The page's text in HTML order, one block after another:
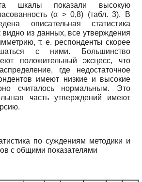
шкалы показали высокую
(α > 0,8) (табл. 3). В
описательная статистика
видно из данных, все утверждения
т. е. респонденты скорее
с ними. Большинство
положительный эксцесс, что
где недостаточное
имеют низкие и высокие
считалось нормальным. Это
часть утверждений имеют
по суждениям методики и
с общими показателями